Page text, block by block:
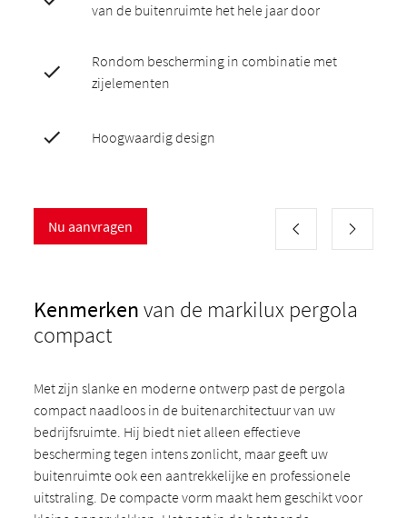
van de buitenruimte het hele jaar door
Rondom bescherming in combinatie met
zijelementen
Hoogwaardig design
Nu aanvragen
Kenmerkenvan de markilux pergola
compact
Met zijn slanke en moderne ontwerp past de pergola
compact naadloos in de buitenarchitectuur van uw
bedrijfsruimte. Hij biedt niet alleen effectieve
bescherming tegen intens zonlicht, maar geeft uw
buitenruimte ook een aantrekkelijke en professionele
uitstraling. De compacte vorm maakt hem geschikt voor